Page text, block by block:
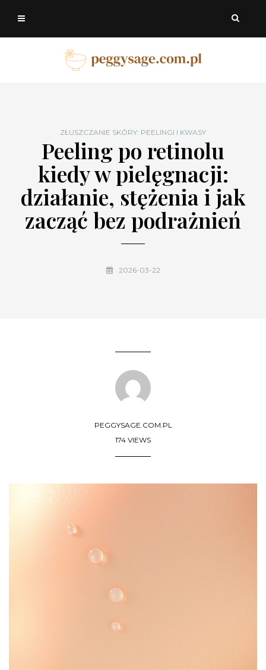
ZŁUSZCZANIE SKÓRY: PEELINGI I KWASY
Peeling po retinolu
kiedy w pielęgnacji:
działanie, stężenia i jak
zacząć bez podrażnień
2026-03-22
PEGGYSAGE.COM.PL
174 VIEWS